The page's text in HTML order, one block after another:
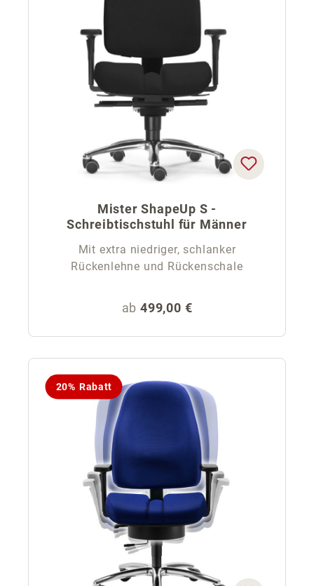
Mister ShapeUp S -
Schreibtischstuhl für Männer
Mit extra niedriger, schlanker
Rückenlehne und Rückenschale
Regulärer Preis:
ab 499,00 €
20% Rabatt